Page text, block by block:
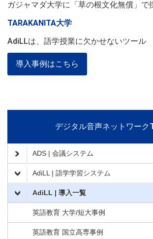
ガジャマダ大学に「草の根文化無償」で
TARAKANITA大学
AdiLLは、語学授業に欠かせないツール
導入事例はこちら
デジタル音声ネットワーク
ADS | 会議システム
AdiLL | 語学学習システム
AdiLL | 導入一覧
英語教育 大学/短大事例
英語教育 国立高専事例